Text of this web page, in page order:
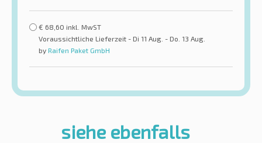
€ 68,60 inkl. MwST
Voraussichtliche Lieferzeit - Di 11 Aug. - Do. 13 Aug.
by Raifen Paket GmbH
siehe ebenfalls